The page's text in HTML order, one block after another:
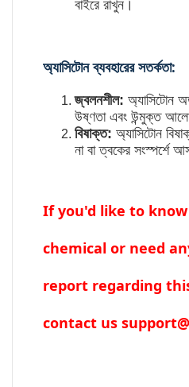
বাইরে রাখুন।
অ্যাসিটোন ব্যবহারের সতর্কতা:
জ্বলনশীল: অ্যাসিটোন
উষ্ণতা এবং উন্মুক্ত আলো
বিষাক্ত: অ্যাসিটোন
না বা ত্বকের সংস্পর্শে
If you'd like to
chemical or need
report regarding
contact us